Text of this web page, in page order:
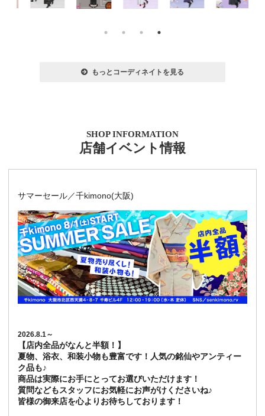
もっとコーディネイトを見る
SHOP INFORMATION
店舗イベント情報
サマーセール／千kimono(大阪)
2026.8.1～
【店内全品がなんと半額！】
夏物、浴衣、和装小物も豊富です！人気の銘仙やアンティー
ク品も♪
商品は実際にお手にとってお選びいただけます！
質問などもスタッフにお気軽にお声がけくださいね♪
皆様の御来店を心よりお待ちしております！